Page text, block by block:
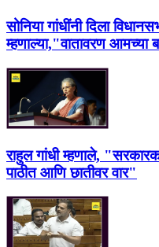
सोनिया गांधींनी दिला
म्हणाल्या,"वातावरण
राहुल गांधी म्हणाले,
पाठीत आणि छातीवर वार"